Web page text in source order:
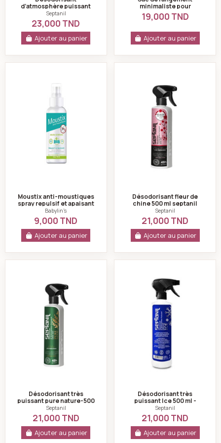
d’atmosphère puissant
white oud -500ml -
septanil
Septanil
23,000 TND
Ajouter au panier
minimaliste pour
serviettes hygiéniques –
Trousse de voyage
19,000 TND
Ajouter au panier
Moustix anti-moustiques
spray repulsif et apaisant
100ml -babylin's
Babylin's
9,000 TND
Ajouter au panier
Désodorisant fleur de
chine 500 ml septanil
Septanil
21,000 TND
Ajouter au panier
Désodorisant très
puissant pure nature-500
ml-septanil
Septanil
21,000 TND
Ajouter au panier
Désodorisant très
puissant Ice 500 ml -
Septanil
Septanil
21,000 TND
Ajouter au panier